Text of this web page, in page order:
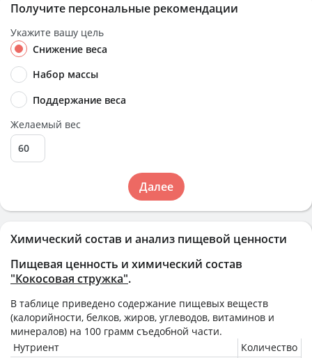
Химический состав и анализ пищевой ценности
Пищевая ценность и химический состав
"Кокосовая стружка".
В таблице приведено содержание пищевых веществ
(калорийности, белков, жиров, углеводов, витаминов и
минералов) на 100 грамм съедобной части.
Нутриент
Количество
Получите персональные рекомендации
Укажите вашу цель
Снижение веса
Набор массы
Поддержание веса
Желаемый вес
Далее